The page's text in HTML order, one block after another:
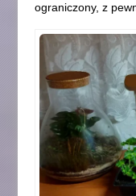
ograniczony, z